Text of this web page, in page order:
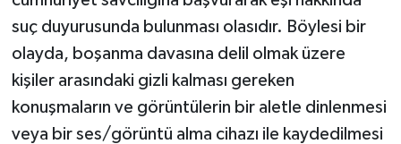
suç duyurusunda bulunması olasıdır. Böylesi bir
olayda, boşanma davasına delil olmak üzere
kişiler arasındaki gizli kalması gereken
konuşmaların ve görüntülerin bir aletle dinlenmesi
veya bir ses/görüntü alma cihazı ile kaydedilmesi